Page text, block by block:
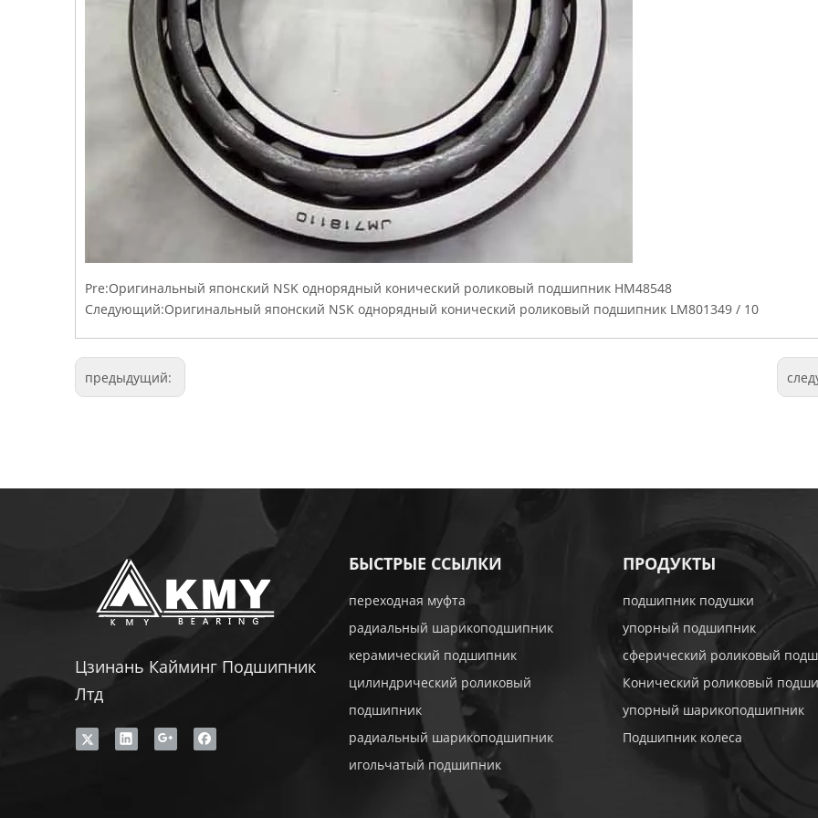
Pre:Оригинальный японский NSK однорядный конический роликовый подшипник HM48548
Следующий:Оригинальный японский NSK однорядный конический роликовый подшипник LM801349 / 10
предыдущий:
Цзинань Кайминг Подшипник
Лтд
БЫСТРЫЕ ССЫЛКИ
переходная муфта
радиальный шарикоподшипник
керамический подшипник
цилиндрический роликовый
подшипник
радиальный шарикоподшипник
игольчатый подшипник
ПРОДУКТЫ
подшипник подушки
упорный подшипник
сферический роликовый
Конический роликовый
упорный шарикоподшипник
Подшипник колеса